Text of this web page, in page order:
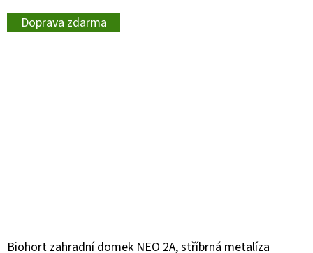
Doprava zdarma
Biohort zahradní domek NEO 2A, stříbrná metalíza